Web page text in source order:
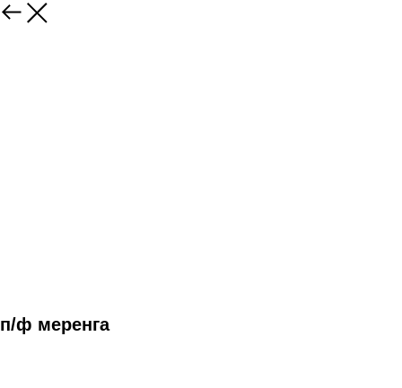
п/ф меренга